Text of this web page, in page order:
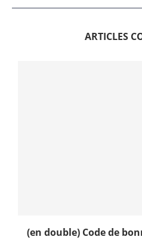
ARTICLES
(en double) Code de